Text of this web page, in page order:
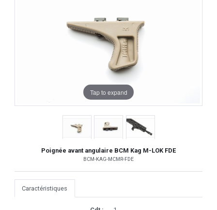
Tap to expand
Poignée avant angulaire BCM Kag M-LOK FDE
BCM-KAG-MCMR-FDE
Caractéristiques